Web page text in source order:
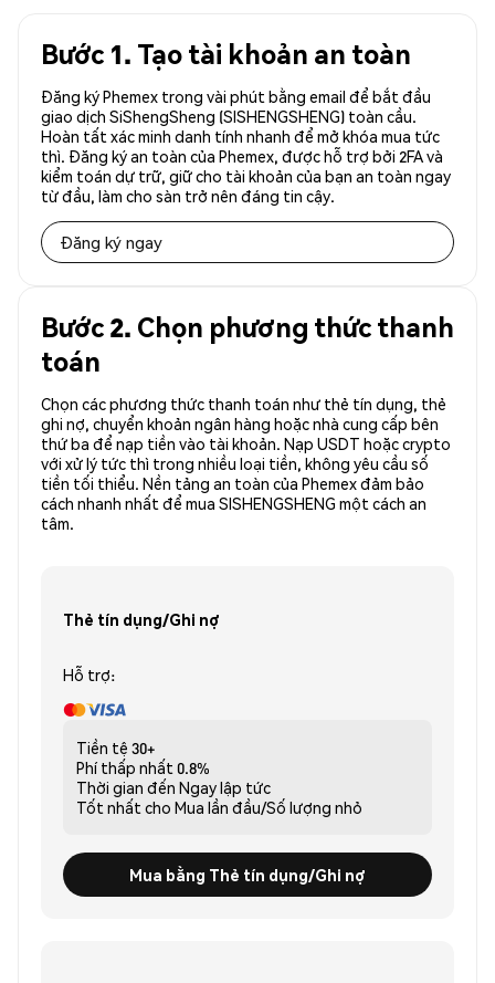
Bước 1. Tạo tài khoản an toàn
Đăng ký Phemex trong vài phút bằng email để bắt đầu
giao dịch SiShengSheng (SISHENGSHENG) toàn cầu.
Hoàn tất xác minh danh tính nhanh để mở khóa mua tức
thì. Đăng ký an toàn của Phemex, được hỗ trợ bởi 2FA và
kiểm toán dự trữ, giữ cho tài khoản của bạn an toàn ngay
từ đầu, làm cho sàn trở nên đáng tin cậy.
Đăng ký ngay
Bước 2. Chọn phương thức thanh
toán
Chọn các phương thức thanh toán như thẻ tín dụng, thẻ
ghi nợ, chuyển khoản ngân hàng hoặc nhà cung cấp bên
thứ ba để nạp tiền vào tài khoản. Nạp USDT hoặc crypto
với xử lý tức thì trong nhiều loại tiền, không yêu cầu số
tiền tối thiểu. Nền tảng an toàn của Phemex đảm bảo
cách nhanh nhất để mua SISHENGSHENG một cách an
tâm.
Thẻ tín dụng/Ghi nợ
Hỗ trợ:
Tiền tệ 30+
Phí thấp nhất 0.8%
Thời gian đến Ngay lập tức
Tốt nhất cho Mua lần đầu/Số lượng nhỏ
Mua bằng Thẻ tín dụng/Ghi nợ